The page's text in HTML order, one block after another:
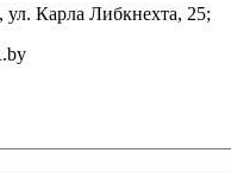
ул. Карла Либкнехта, 25;